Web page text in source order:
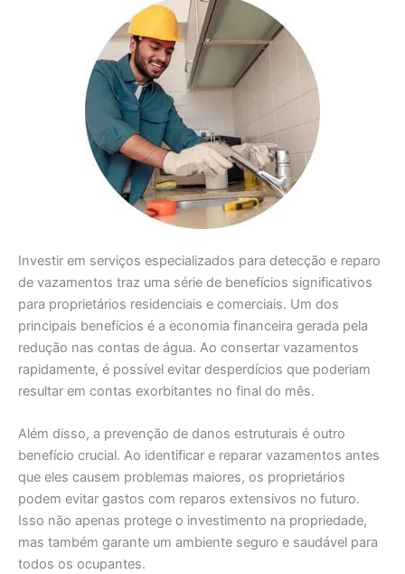
Investir em serviços especializados para detecção e reparo
de vazamentos traz uma série de benefícios significativos
para proprietários residenciais e comerciais. Um dos
principais benefícios é a economia financeira gerada pela
redução nas contas de água. Ao consertar vazamentos
rapidamente, é possível evitar desperdícios que poderiam
resultar em contas exorbitantes no final do mês.
Além disso, a prevenção de danos estruturais é outro
benefício crucial. Ao identificar e reparar vazamentos antes
que eles causem problemas maiores, os proprietários
podem evitar gastos com reparos extensivos no futuro.
Isso não apenas protege o investimento na propriedade,
mas também garante um ambiente seguro e saudável para
todos os ocupantes.